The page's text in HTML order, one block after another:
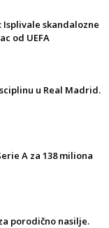
skandalozne
od UEFA
u Real Madrid.
A za 138 miliona
porodično nasilje.